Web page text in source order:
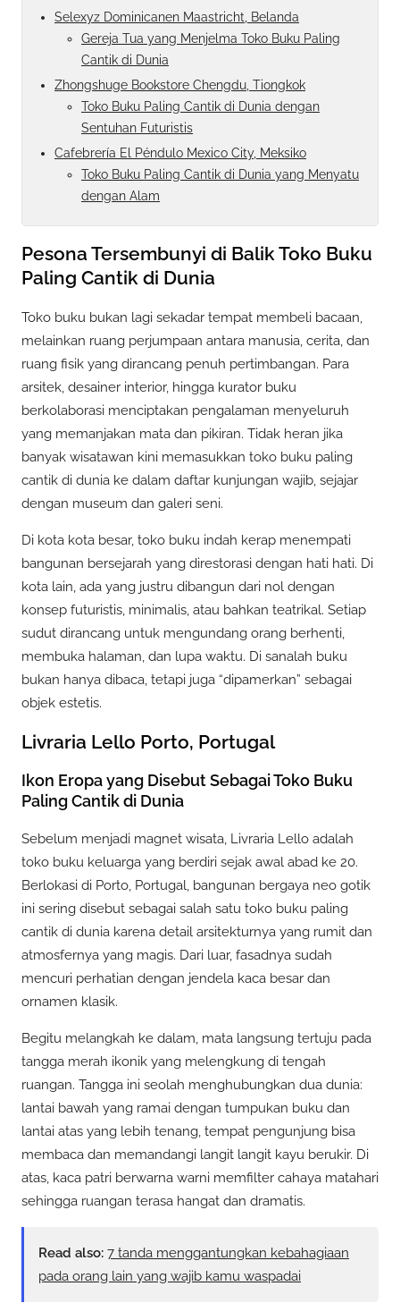
Selexyz Dominicanen Maastricht, Belanda
Gereja Tua yang Menjelma Toko Buku Paling
Cantik di Dunia
Zhongshuge Bookstore Chengdu, Tiongkok
Toko Buku Paling Cantik di Dunia dengan
Sentuhan Futuristis
Cafebrería El Péndulo Mexico City, Meksiko
Toko Buku Paling Cantik di Dunia yang Menyatu
dengan Alam
Pesona Tersembunyi di Balik Toko Buku
Paling Cantik di Dunia
Toko buku bukan lagi sekadar tempat membeli bacaan,
melainkan ruang perjumpaan antara manusia, cerita, dan
ruang fisik yang dirancang penuh pertimbangan. Para
arsitek, desainer interior, hingga kurator buku
berkolaborasi menciptakan pengalaman menyeluruh
yang memanjakan mata dan pikiran. Tidak heran jika
banyak wisatawan kini memasukkan toko buku paling
cantik di dunia ke dalam daftar kunjungan wajib, sejajar
dengan museum dan galeri seni.
Di kota kota besar, toko buku indah kerap menempati
bangunan bersejarah yang direstorasi dengan hati hati. Di
kota lain, ada yang justru dibangun dari nol dengan
konsep futuristis, minimalis, atau bahkan teatrikal. Setiap
sudut dirancang untuk mengundang orang berhenti,
membuka halaman, dan lupa waktu. Di sanalah buku
bukan hanya dibaca, tetapi juga “dipamerkan” sebagai
objek estetis.
Livraria Lello Porto, Portugal
Ikon Eropa yang Disebut Sebagai Toko Buku
Paling Cantik di Dunia
Sebelum menjadi magnet wisata, Livraria Lello adalah
toko buku keluarga yang berdiri sejak awal abad ke 20.
Berlokasi di Porto, Portugal, bangunan bergaya neo gotik
ini sering disebut sebagai salah satu toko buku paling
cantik di dunia karena detail arsitekturnya yang rumit dan
atmosfernya yang magis. Dari luar, fasadnya sudah
mencuri perhatian dengan jendela kaca besar dan
ornamen klasik.
Begitu melangkah ke dalam, mata langsung tertuju pada
tangga merah ikonik yang melengkung di tengah
ruangan. Tangga ini seolah menghubungkan dua dunia:
lantai bawah yang ramai dengan tumpukan buku dan
lantai atas yang lebih tenang, tempat pengunjung bisa
membaca dan memandangi langit langit kayu berukir. Di
atas, kaca patri berwarna warni memfilter cahaya matahari
sehingga ruangan terasa hangat dan dramatis.
Read also: 7 tanda menggantungkan kebahagiaan
pada orang lain yang wajib kamu waspadai